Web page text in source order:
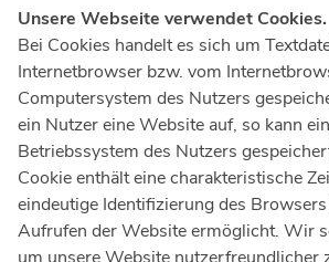
Notruf112
Ärztlicher Notdienst116 117
Giftnotrufzentrale
Tel: +49 22819240
Notfallzentrum Bonn
Kindernotfallzentrum Bonn
Unsere Webseite verwendet Cookies.
Bei Cookies handelt es sich um
Internetbrowser bzw. vom
Computersystem des Nutzers
ein Nutzer eine Website auf, so kann
Betriebssystem des Nutzers
Cookie enthält eine charakteristische
eindeutige Identifizierung des
Aufrufen der Website ermöglicht. Wir